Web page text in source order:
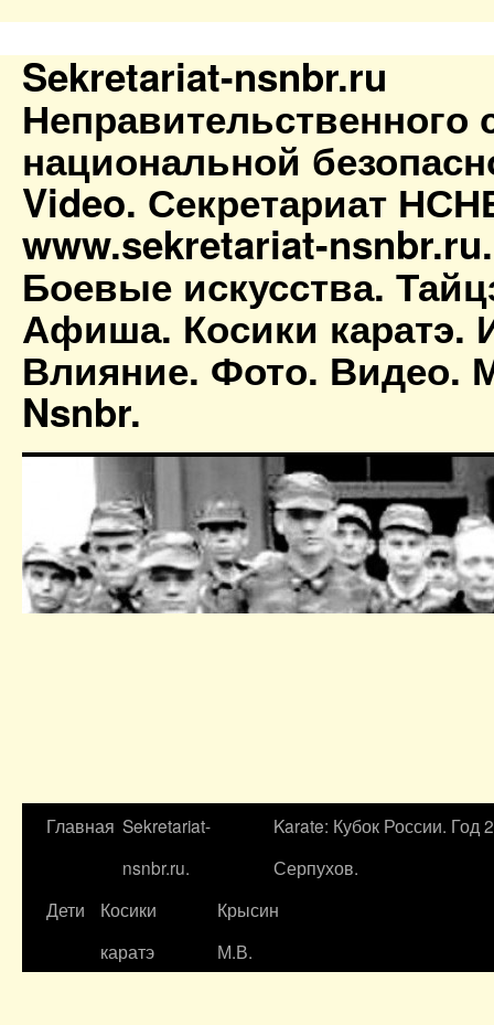
Sekretariat-nsnbr.ru
Неправительственного
национальной
Video. Секретариат
www.sekretariat-
Боевые искусства.
Афиша. Косики каратэ.
Влияние. Фото. Видео.
Nsnbr.
Главная Sekretariat-
nsnbr.ru.
Karate: Кубок России. Год
Серпухов.
Дети
Косики
каратэ
Крысин
М.В.